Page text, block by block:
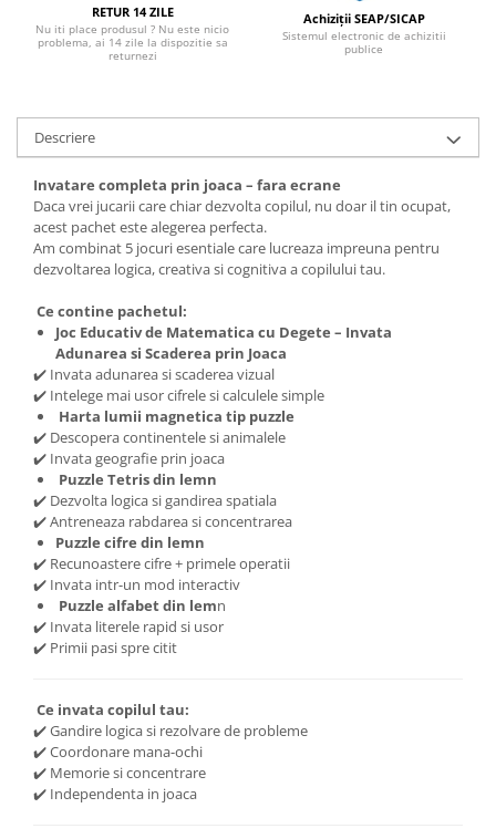
RETUR 14 ZILE
Nu iti place produsul ? Nu este nicio
problema, ai 14 zile la dispozitie sa
returnezi
Achiziții SEAP/SICAP
Sistemul electronic de achizitii
publice
Descriere
Invatare completa prin joaca – fara ecrane
Daca vrei jucarii care chiar dezvolta copilul, nu doar il tin ocupat,
acest pachet este alegerea perfecta.
Am combinat 5 jocuri esentiale care lucreaza impreuna pentru
dezvoltarea logica, creativa si cognitiva a copilului tau.
Ce contine pachetul:
Joc Educativ de Matematica cu Degete – Invata
Adunarea si Scaderea prin Joaca
✔️ Invata adunarea si scaderea vizual
✔️ Intelege mai usor cifrele si calculele simple
Harta lumii magnetica tip puzzle
✔️ Descopera continentele si animalele
✔️ Invata geografie prin joaca
Puzzle Tetris din lemn
✔️ Dezvolta logica si gandirea spatiala
✔️ Antreneaza rabdarea si concentrarea
Puzzle cifre din lemn
✔️ Recunoastere cifre + primele operatii
✔️ Invata intr-un mod interactiv
Puzzle alfabet din lemn
✔️ Invata literele rapid si usor
✔️ Primii pasi spre citit
Ce invata copilul tau:
✔️ Gandire logica si rezolvare de probleme
✔️ Coordonare mana-ochi
✔️ Memorie si concentrare
✔️ Independenta in joaca